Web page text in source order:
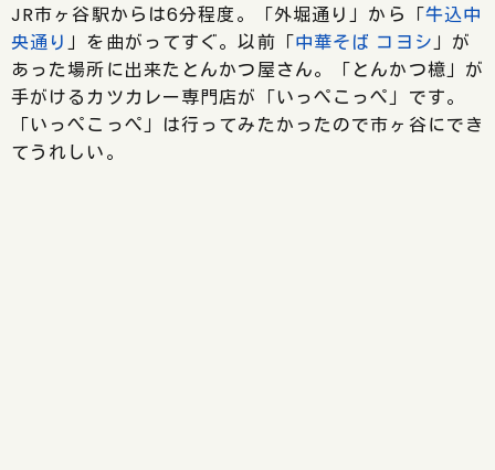
JR市ヶ谷駅からは6分程度。「外堀通り」から「牛込中
央通り」を曲がってすぐ。以前「中華そば コヨシ」が
あった場所に出来たとんかつ屋さん。「とんかつ檍」が
手がけるカツカレー専門店が「いっぺこっぺ」です。
「いっぺこっぺ」は行ってみたかったので市ヶ谷にでき
てうれしい。